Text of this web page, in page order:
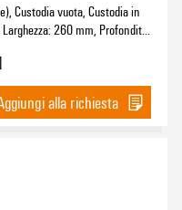
Custodia vuota, Custodia in
260 mm, Profondità:
alla richiesta